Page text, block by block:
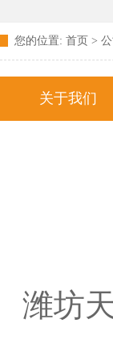
您的位置: 首页 >
关于我们
潍坊